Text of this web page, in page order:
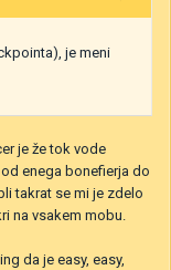
je meni
je že tok vode
enega bonefierja do
takrat se mi je zdelo
na vsakem mobu.
da je easy, easy,